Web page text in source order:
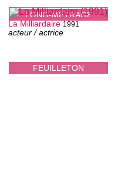
LONG-MÉTRAGE
FEUILLETON
La Milliardaire 1991
acteur / actrice